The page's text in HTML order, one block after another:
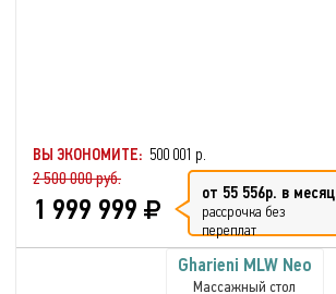
ВЫ ЭКОНОМИТЕ: 500 001 р.
2 500 000 руб.
1 999 999 от 55 556р. в месяц
рассрочка без
переплат
Gharieni MLW Neo
Массажный стол